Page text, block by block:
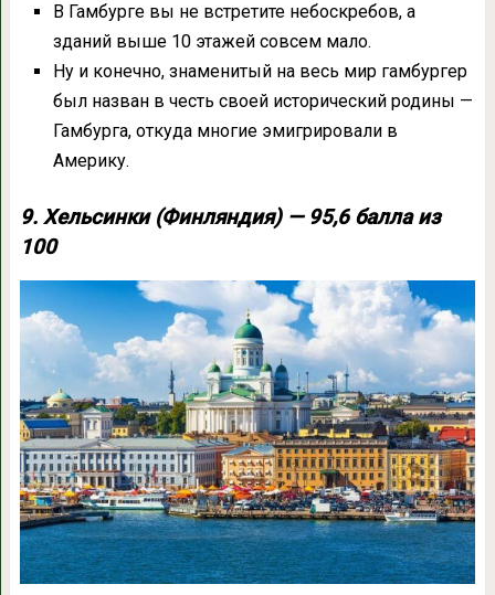
В Гамбурге вы не встретите небоскребов, а
зданий выше 10 этажей совсем мало.
Ну и конечно, знаменитый на весь мир гамбургер
был назван в честь своей исторический родины —
Гамбурга, откуда многие эмигрировали в
Америку.
9. Хельсинки (Финляндия) — 95,6 балла из
100